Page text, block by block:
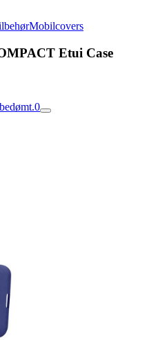
Mobilcovers
Etui Case
0